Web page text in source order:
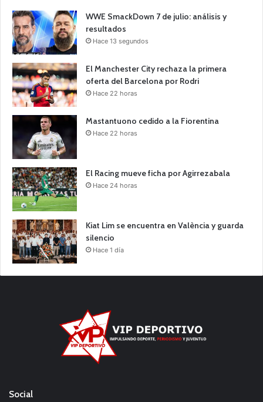
WWE SmackDown 7 de julio: análisis y
resultados
Hace 13 segundos
El Manchester City rechaza la primera
oferta del Barcelona por Rodri
Hace 22 horas
Mastantuono cedido a la Fiorentina
Hace 22 horas
El Racing mueve ficha por Agirrezabala
Hace 24 horas
Kiat Lim se encuentra en València y guarda
silencio
Hace 1 día
Social